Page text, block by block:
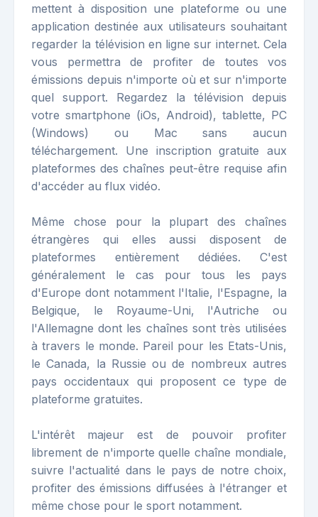
mettent à disposition une plateforme ou une
application destinée aux utilisateurs souhaitant
regarder la télévision en ligne sur internet. Cela
vous permettra de profiter de toutes vos
émissions depuis n'importe où et sur n'importe
quel support. Regardez la télévision depuis
votre smartphone (iOs, Android), tablette, PC
(Windows) ou Mac sans aucun
téléchargement. Une inscription gratuite aux
plateformes des chaînes peut-être requise afin
d'accéder au flux vidéo.
Même chose pour la plupart des chaînes
étrangères qui elles aussi disposent de
plateformes entièrement dédiées. C'est
généralement le cas pour tous les pays
d'Europe dont notamment l'Italie, l'Espagne, la
Belgique, le Royaume-Uni, l'Autriche ou
l'Allemagne dont les chaînes sont très utilisées
à travers le monde. Pareil pour les Etats-Unis,
le Canada, la Russie ou de nombreux autres
pays occidentaux qui proposent ce type de
plateforme gratuites.
L'intérêt majeur est de pouvoir profiter
librement de n'importe quelle chaîne mondiale,
suivre l'actualité dans le pays de notre choix,
profiter des émissions diffusées à l'étranger et
même chose pour le sport notamment.